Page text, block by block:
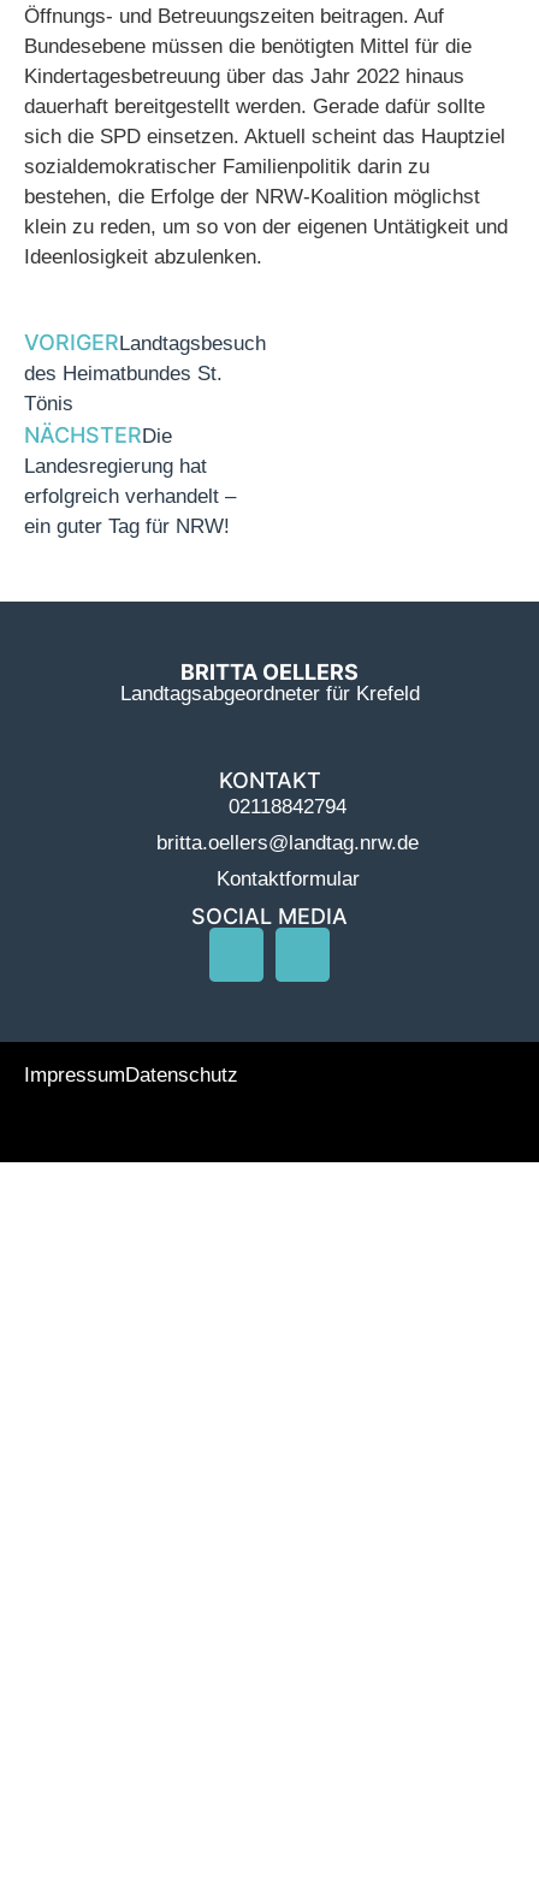
Öffnungs- und Betreuungszeiten beitragen. Auf
Bundesebene müssen die benötigten Mittel für die
Kindertagesbetreuung über das Jahr 2022 hinaus
dauerhaft bereitgestellt werden. Gerade dafür sollte
sich die SPD einsetzen. Aktuell scheint das Hauptziel
sozialdemokratischer Familienpolitik darin zu
bestehen, die Erfolge der NRW-Koalition möglichst
klein zu reden, um so von der eigenen Untätigkeit und
Ideenlosigkeit abzulenken.
VORIGERLandtagsbesuch
des Heimatbundes St.
Tönis
NÄCHSTERDie
Landesregierung hat
erfolgreich verhandelt –
ein guter Tag für NRW!
BRITTA OELLERS
Landtagsabgeordneter für Krefeld
KONTAKT
02118842794
britta.oellers@landtag.nrw.de
Kontaktformular
SOCIAL MEDIA
ImpressumDatenschutz